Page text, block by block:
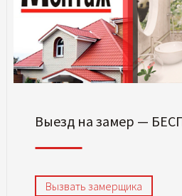
Выезд на замер —
Вызвать замерщика